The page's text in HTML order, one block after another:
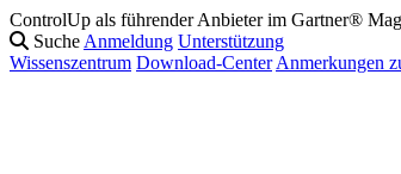
ControlUp als führender Anbieter im Gartner®
Suche Anmeldung Unterstützung
Wissenszentrum Download-Center Anmerkungen